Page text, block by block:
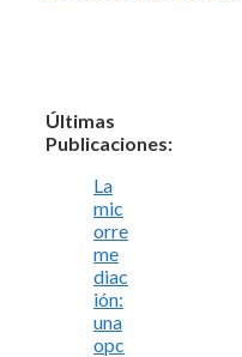
Últimas
Publicaciones:
La
mic
orre
me
diac
ión:
una
opc